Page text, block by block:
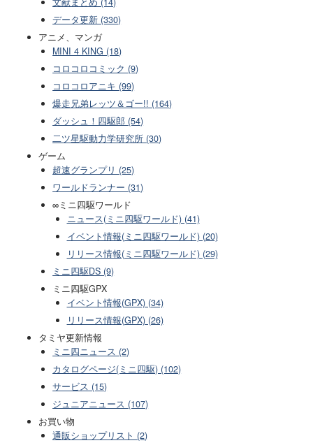
データ更新 (330)
アニメ、マンガ
MINI 4 KING (18)
コロコロコミック (9)
コロコロアニキ (99)
爆走兄弟レッツ＆ゴー!! (164)
ダッシュ！四駆郎 (54)
二ツ星駆動力学研究所 (30)
ゲーム
超速グランプリ (25)
ワールドランナー (31)
∞ミニ四駆ワールド
ニュース(ミニ四駆ワールド) (41)
イベント情報(ミニ四駆ワールド) (20)
リリース情報(ミニ四駆ワールド) (29)
ミニ四駆DS (9)
ミニ四駆GPX
イベント情報(GPX) (34)
リリース情報(GPX) (26)
タミヤ更新情報
ミニ四ニュース (2)
カタログページ(ミニ四駆) (102)
サービス (15)
ジュニアニュース (107)
お買い物
通販ショップリスト (2)